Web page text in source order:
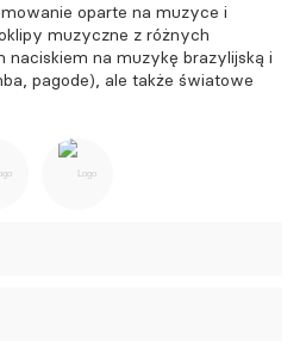
oparte na muzyce i
muzyczne z różnych
naciskiem na muzykę brazylijską i
pagode), ale także światowe